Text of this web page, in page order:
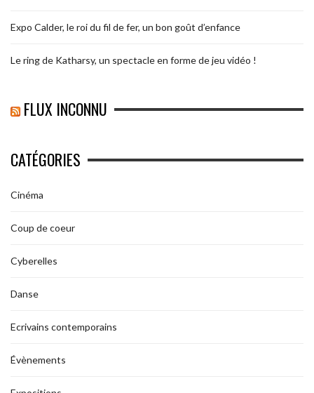
Expo Calder, le roi du fil de fer, un bon goût d’enfance
Le ring de Katharsy, un spectacle en forme de jeu vidéo !
FLUX INCONNU
CATÉGORIES
Cinéma
Coup de coeur
Cyberelles
Danse
Ecrivains contemporains
Évènements